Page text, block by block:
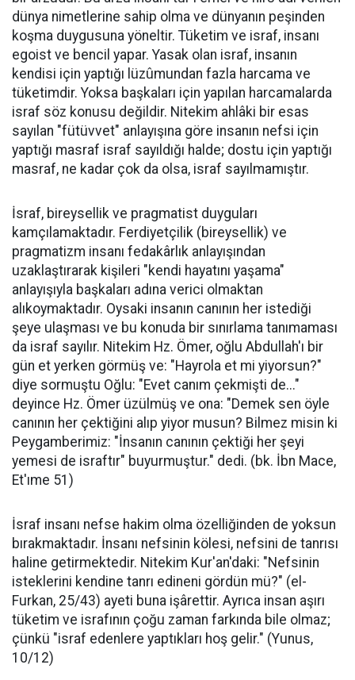
dünya nimetlerine sahip olma ve dünyanın peşinden
koşma duygusuna yöneltir. Tüketim ve israf, insanı
egoist ve bencil yapar. Yasak olan israf, insanın
kendisi için yaptığı lüzûmundan fazla harcama ve
tüketimdir. Yoksa başkaları için yapılan harcamalarda
israf söz konusu değildir. Nitekim ahlâki bir esas
sayılan "fütüvvet" anlayışına göre insanın nefsi için
yaptığı masraf israf sayıldığı halde; dostu için yaptığı
masraf, ne kadar çok da olsa, israf sayılmamıştır.
İsraf, bireysellik ve pragmatist duyguları
kamçılamaktadır. Ferdiyetçilik (bireysellik) ve
pragmatizm insanı fedakârlık anlayışından
uzaklaştırarak kişileri "kendi hayatını yaşama"
anlayışıyla başkaları adına verici olmaktan
alıkoymaktadır. Oysaki insanın canının her istediği
şeye ulaşması ve bu konuda bir sınırlama tanımaması
da israf sayılır. Nitekim Hz. Ömer, oğlu Abdullah'ı bir
gün et yerken görmüş ve: "Hayrola et mi yiyorsun?"
diye sormuştu Oğlu: "Evet canım çekmişti de..."
deyince Hz. Ömer üzülmüş ve ona: "Demek sen öyle
canının her çektiğini alıp yiyor musun? Bilmez misin ki
Peygamberimiz: "İnsanın canının çektiği her şeyi
yemesi de israftır" buyurmuştur." dedi. (bk. İbn Mace,
Et'ıme 51)
İsraf insanı nefse hakim olma özelliğinden de yoksun
bırakmaktadır. İnsanı nefsinin kölesi, nefsini de tanrısı
haline getirmektedir. Nitekim Kur'an'daki: "Nefsinin
isteklerini kendine tanrı edineni gördün mü?" (el-
Furkan, 25/43) ayeti buna işârettir. Ayrıca insan aşırı
tüketim ve israfının çoğu zaman farkında bile olmaz;
çünkü "israf edenlere yaptıkları hoş gelir." (Yunus,
10/12)